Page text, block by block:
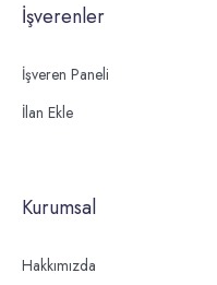
İşverenler
İşveren Paneli
İlan Ekle
Kurumsal
Hakkımızda